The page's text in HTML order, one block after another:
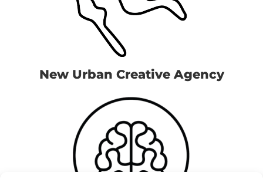
New Urban Creative Agency